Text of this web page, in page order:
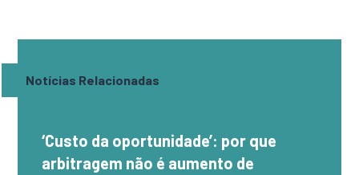
Notícias Relacionadas
‘Custo da oportunidade’: por que
arbitragem não é aumento de